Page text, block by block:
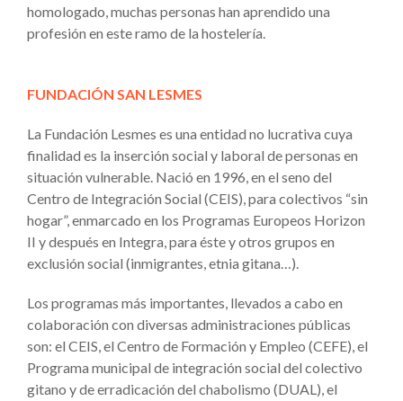
homologado, muchas personas han aprendido una
profesión en este ramo de la hostelería.
FUNDACIÓN SAN LESMES
La Fundación Lesmes es una entidad no lucrativa cuya
finalidad es la inserción social y laboral de personas en
situación vulnerable. Nació en 1996, en el seno del
Centro de Integración Social (CEIS), para colectivos “sin
hogar”, enmarcado en los Programas Europeos Horizon
II y después en Integra, para éste y otros grupos en
exclusión social (inmigrantes, etnia gitana…).
Los programas más importantes, llevados a cabo en
colaboración con diversas administraciones públicas
son: el CEIS, el Centro de Formación y Empleo (CEFE), el
Programa municipal de integración social del colectivo
gitano y de erradicación del chabolismo (DUAL), el